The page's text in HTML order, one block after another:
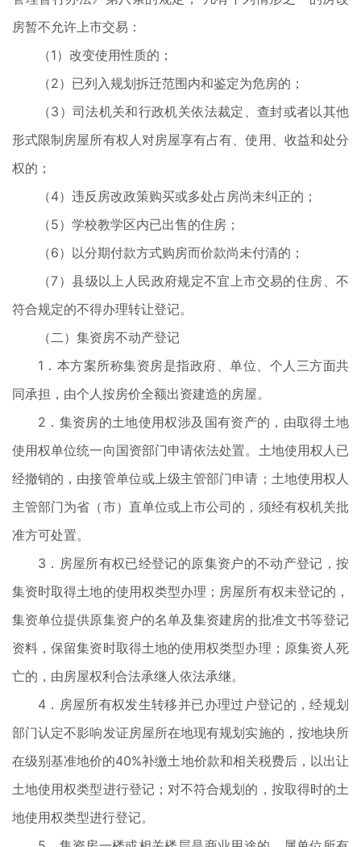
房暂不允许上市交易：
（1）改变使用性质的；
（2）已列入规划拆迁范围内和鉴定为危房的；
（3）司法机关和行政机关依法裁定、查封或者以其他
形式限制房屋所有权人对房屋享有占有、使用、收益和处分
权的；
（4）违反房改政策购买或多处占房尚未纠正的；
（5）学校教学区内已出售的住房；
（6）以分期付款方式购房而价款尚未付清的；
（7）县级以上人民政府规定不宜上市交易的住房、不
符合规定的不得办理转让登记。
（二）集资房不动产登记
1．本方案所称集资房是指政府、单位、个人三方面共
同承担，由个人按房价全额出资建造的房屋。
2．集资房的土地使用权涉及国有资产的，由取得土地
使用权单位统一向国资部门申请依法处置。土地使用权人已
经撤销的，由接管单位或上级主管部门申请；土地使用权人
主管部门为省（市）直单位或上市公司的，须经有权机关批
准方可处置。
3．房屋所有权已经登记的原集资户的不动产登记，按
集资时取得土地的使用权类型办理；房屋所有权未登记的，
集资单位提供原集资户的名单及集资建房的批准文书等登记
资料，保留集资时取得土地的使用权类型办理；原集资人死
亡的，由房屋权利合法承继人依法承继。
4．房屋所有权发生转移并已办理过户登记的，经规划
部门认定不影响发证房屋所在地现有规划实施的，按地块所
在级别基准地价的40%补缴土地价款和相关税费后，以出让
土地使用权类型进行登记；对不符合规划的，按取得时的土
地使用权类型进行登记。